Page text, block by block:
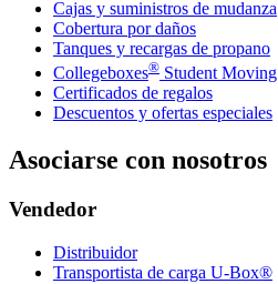
Cajas y suministros de mudanza
Cobertura por daños
Tanques y recargas de propano
Collegeboxes® Student Moving
Certificados de regalos
Descuentos y ofertas especiales
Asociarse con nosotros
Vendedor
Distribuidor
Transportista de carga U-Box®